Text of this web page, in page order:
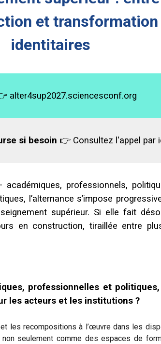
et transformation
identitaires
alter4sup2027.sciencesconf.org
si besoin 👉 Consultez l'appel par
académiques, professionnels,
l’alternance s’impose
supérieur. Si elle fait
en construction, tiraillée entre
professionnelles et
les acteurs et les institutions ?
les recompositions à l’œuvre dans les
seulement comme des espaces de